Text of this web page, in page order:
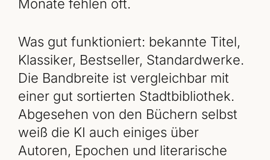
Monate fehlen oft.
Was gut funktioniert: bekannte Titel,
Klassiker, Bestseller, Standardwerke.
Die Bandbreite ist vergleichbar mit
einer gut sortierten Stadtbibliothek.
Abgesehen von den Büchern selbst
weiß die KI auch einiges über
Autoren, Epochen und literarische